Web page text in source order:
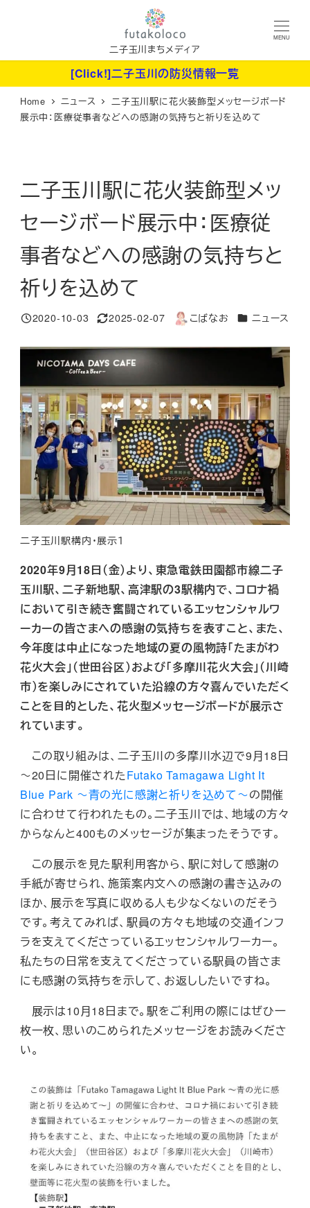
ン
二子玉川まちメディア
MENU
[Click!]二子玉川の防災情報一覧
Home ニュース
二子玉川駅に花火装飾型メッセージボード
展示中：医療従事者などへの感謝の気持ちと祈りを込めて
二子玉川駅に花火装飾型メッ
セージボード展示中：医療従
事者などへの感謝の気持ちと
祈りを込めて
投稿日
2020-10-03
更新日
2025-02-07
著
こばなお カテゴリー
ニュース
二子玉川駅構内・展示１
2020年9月18日（金）より、東急電鉄田園都市線二子
玉川駅、二子新地駅、高津駅の3駅構内で、コロナ禍
において引き続き奮闘されているエッセンシャルワ
ーカーの皆さまへの感謝の気持ちを表すこと、また、
今年度は中止になった地域の夏の風物詩「たまがわ
花火大会」（世田谷区）および「多摩川花火大会」（川崎
市）を楽しみにされていた沿線の方々喜んでいただく
ことを目的とした、花火型メッセージボードが展示さ
れています。
この取り組みは、二子玉川の多摩川水辺で9月18日
～20日に開催されたFutako Tamagawa Light It
Blue Park ～青の光に感謝と祈りを込めて～の開催
に合わせて行われたもの。二子玉川では、地域の方々
からなんと400ものメッセージが集まったそうです。
この展示を見た駅利用客から、駅に対して感謝の
手紙が寄せられ、施策案内文への感謝の書き込みの
ほか、展示を写真に収める人も少なくないのだそう
です。考えてみれば、駅員の方々も地域の交通インフ
ラを支えてくださっているエッセンシャルワーカー。
私たちの日常を支えてくださっている駅員の皆さま
にも感謝の気持ちを示して、お返ししたいですね。
展示は10月18日まで。駅をご利用の際にはぜひ一
枚一枚、思いのこめられたメッセージをお読みくださ
い。